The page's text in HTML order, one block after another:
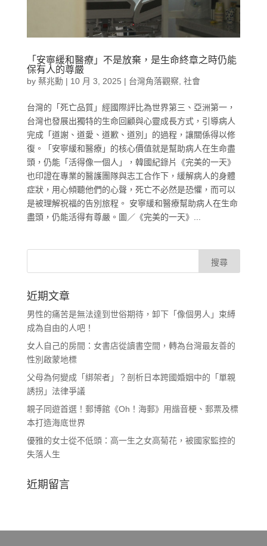
「安寧緩和醫療」不是放棄，是生命終章之時仍能
保有人的尊嚴
by 蔡兆勳 | 10 月 3, 2025 | 台灣角落觀察 社會
台灣的「死亡品質」經國際評比為世界第三、亞洲第一，
台灣也發展出獨特的生命回顧與心靈成長方式，引導病人
完成「道謝、道愛、道歉、道別」的過程，讓關係得以修
復。「安寧緩和醫療」的核心價值就是幫助病人在生命盡
頭，仍能「活得像一個人」，韓國紀錄片《完美的一天》
也印證在專業的醫護團隊與志工合作下，緩解病人的身體
症狀，用心傾聽他們的心聲，死亡不必然是恐懼，而可以
是被理解祝福的告別旅程。 安寧緩和醫療幫助病人在生命
盡頭，仍能活得有尊嚴。圖／《完美的一天》...
近期文章
男性的痛苦是無法達到世俗期待，卸下「像個男人」束縛
成為自由的人吧！
女人自己的房間：女書店從讀書空間，轉為台灣最友善的
性別啟蒙地標
父母為何變成「綁架者」？剖析日本跨國婚姻中的「單親
誘拐」法律爭議
親子同遊首選！郵博館《Oh！海郵》用諧音梗、郵票及標
本打造海底世界
優雅的女士從不低頭：高一生之女高菊花，被國家監控的
失落人生
近期留言